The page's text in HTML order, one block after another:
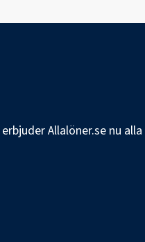
Allalöner.se nu